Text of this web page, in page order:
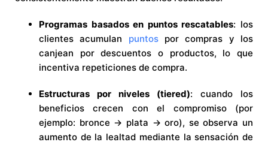
Programas basados en puntos rescatables: los
clientes acumulan puntospor compras y los
canjean por descuentos o productos, lo que
incentiva repeticiones de compra.
Estructuras por niveles (tiered): cuando los
beneficios crecen con el compromiso (por
ejemplo: bronce → plata → oro), se observa un
aumento de la lealtad mediante la sensación de